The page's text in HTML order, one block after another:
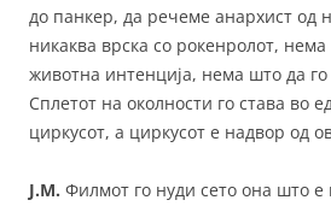
до панкер, да речеме анархист од
никаква врска со рокенролот,
животна интенција, нема што да
Сплетот на околности го става во
циркусот, а циркусот е надвор од
Ј.М. Филмот го нуди сето она што е